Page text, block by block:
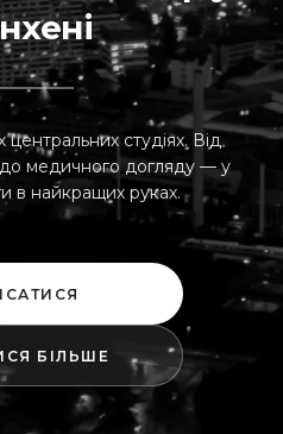
центральних студіях. Від
медичного догляду — у
в найкращих руках.
БІЛЬШЕ